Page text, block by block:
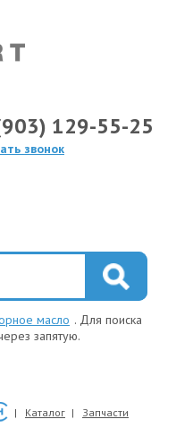
129-55-25
звонок
масло . Для поиска
запятую.
Каталог Запчасти